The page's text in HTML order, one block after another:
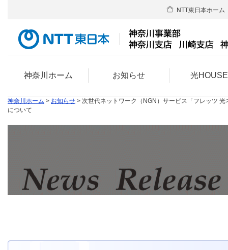
神奈川ホーム お知らせ 光HOUSE
NTT東日本ホーム
神奈川ホーム > お知らせ > 次世代ネットワーク（NGN）サービス「フレッツ
について